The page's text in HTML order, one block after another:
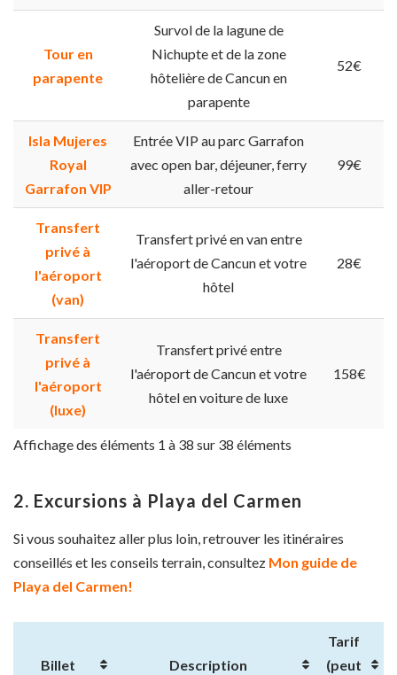
Tour en
parapente
Survol de la lagune de
Nichupte et de la zone
hôtelière de Cancun en
parapente
52€
Isla Mujeres
Royal
Garrafon VIP
Entrée VIP au parc Garrafon
avec open bar, déjeuner, ferry
aller-retour
99€
Transfert
privé à
l'aéroport
(van)
Transfert privé en van entre
l'aéroport de Cancun et votre
hôtel
28€
Transfert
privé à
l'aéroport
(luxe)
Transfert privé entre
l'aéroport de Cancun et votre
hôtel en voiture de luxe
158€
Affichage des éléments 1 à 38 sur 38 éléments
2. Excursions à Playa del Carmen
Si vous souhaitez aller plus loin, retrouver les itinéraires
conseillés et les conseils terrain, consultez Mon guide de
Playa del Carmen!
Billet Description
Tarif
(peut